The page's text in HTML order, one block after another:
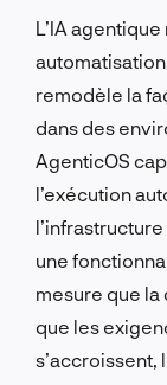
L’IA
remodèle la
dans des
AgenticOS
l’exécution
une
mesure que
que les